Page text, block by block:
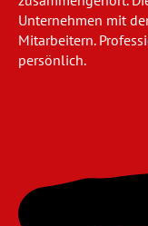
Unternehmen mit
Mitarbeitern.
persönlich.